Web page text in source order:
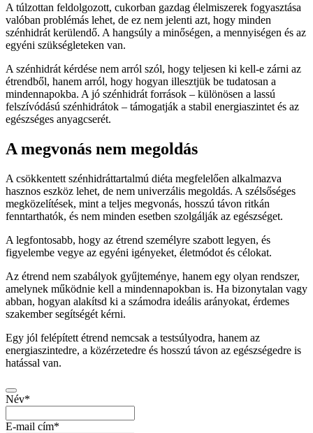
A túlzottan feldolgozott, cukorban gazdag élelmiszerek fogyasztása
valóban problémás lehet, de ez nem jelenti azt, hogy minden
szénhidrát kerülendő. A hangsúly a minőségen, a mennyiségen és az
egyéni szükségleteken van.
A szénhidrát kérdése nem arról szól, hogy teljesen ki kell-e zárni az
étrendből, hanem arról, hogy hogyan illesztjük be tudatosan a
mindennapokba. A jó szénhidrát források – különösen a lassú
felszívódású szénhidrátok – támogatják a stabil energiaszintet és az
egészséges anyagcserét.
A megvonás nem megoldás
A csökkentett szénhidráttartalmú diéta megfelelően alkalmazva
hasznos eszköz lehet, de nem univerzális megoldás. A szélsőséges
megközelítések, mint a teljes megvonás, hosszú távon ritkán
fenntarthatók, és nem minden esetben szolgálják az egészséget.
A legfontosabb, hogy az étrend személyre szabott legyen, és
figyelembe vegye az egyéni igényeket, életmódot és célokat.
Az étrend nem szabályok gyűjteménye, hanem egy olyan rendszer,
amelynek működnie kell a mindennapokban is. Ha bizonytalan vagy
abban, hogyan alakítsd ki a számodra ideális arányokat, érdemes
szakember segítségét kérni.
Egy jól felépített étrend nemcsak a testsúlyodra, hanem az
energiaszintedre, a közérzetedre és hosszú távon az egészségedre is
hatással van.
Név*
E-mail cím*